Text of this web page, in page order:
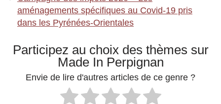
aménagements spécifiques au Covid-19 pris
dans les Pyrénées-Orientales
Participez au choix des thèmes sur
Made In Perpignan
Envie de lire d'autres articles de ce genre ?